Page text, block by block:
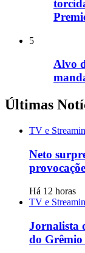
5
Alvo
Últimas
TV e
Neto
Há 12 horas
TV e
Jornalista
do